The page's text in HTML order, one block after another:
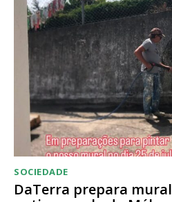
SOCIEDADE
DaTerra prepara